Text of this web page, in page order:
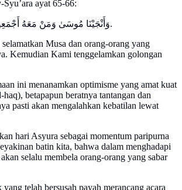
ayat 65-66:
وَأَنْجَيْنَا مُوسَىٰ وَمَنْ مَعَهُ أَجْمَعِينَ ثُمَّ أَغْرَقْنَا الْآخَرِينَ.
Musa dan orang-orang yang
Kemudian Kami tenggelamkan golongan
ini menanamkan optimisme yang amat kuat
betapapun beratnya tantangan dan
pasti akan mengalahkan kebatilan lewat
hari Asyura sebagai momentum paripurna
batin kita, bahwa dalam menghadapi
selalu membela orang-orang yang sabar
telah bersusah payah merancang acara